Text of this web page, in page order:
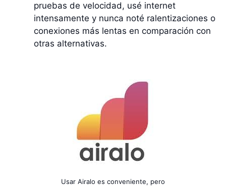
pruebas de velocidad, usé internet
intensamente y nunca noté ralentizaciones o
conexiones más lentas en comparación con
otras alternativas.
Usar Airalo es conveniente, pero